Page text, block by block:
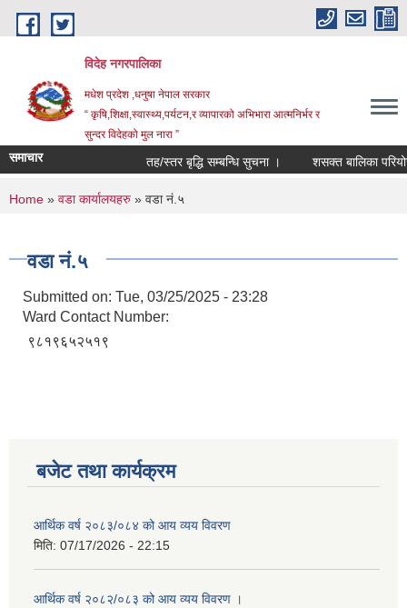
Skip to main content
विदेह नगरपालिका
मधेश प्रदेश ,धनुषा नेपाल सरकार
“ कृषि,शिक्षा,स्वास्थ्य,पर्यटन,र व्यापारको अभिभारा आत्मनिर्भर र
सुन्दर विदेहको मुल नारा ”
समाचार तह/स्तर बृद्धि सम्बन्धि सुचना । शसक्त बालिका
You are here
Home » वडा कार्यालयहरु » वडा न‌ं.५
वडा न‌ं.५
Submitted on: Tue, 03/25/2025 - 23:28
Ward Contact Number:
९८१९६५२५१९
बजेट तथा कार्यक्रम
आर्थिक वर्ष २०८३/०८४ को आय व्यय विवरण
मिति: 07/17/2026 - 22:15
आर्थिक वर्ष २०८२/०८३ को आय व्यय विवरण ।